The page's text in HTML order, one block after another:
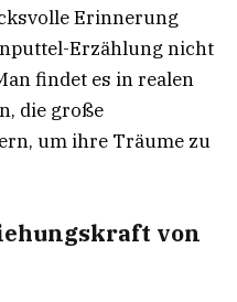
Erinnerung
Erzählung nicht
findet es in realen
die große
um ihre Träume zu
von